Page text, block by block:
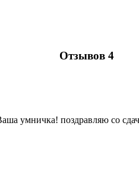
Отзывов 4
умничка! поздравляю со